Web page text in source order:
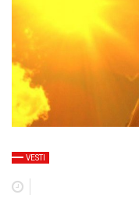
VESTI